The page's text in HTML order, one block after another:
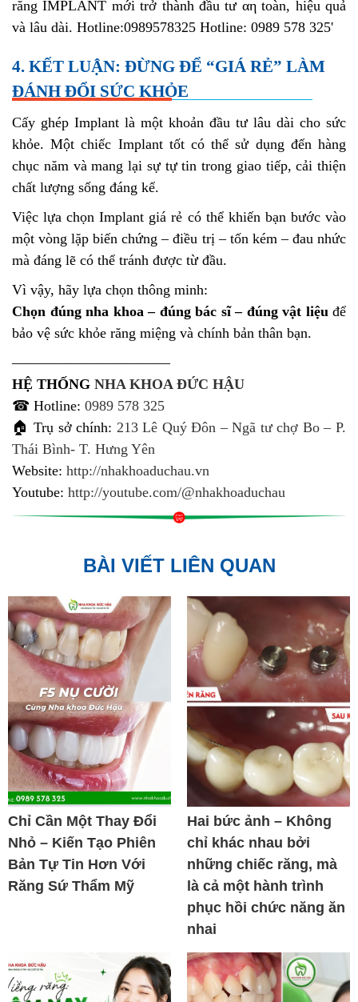
4. KẾT LUẬN: ĐỪNG ĐỂ “GIÁ RẺ” LÀM
ĐÁNH ĐỔI SỨC KHỎE
Cấy ghép Implant là một khoản đầu tư lâu dài cho sức
khỏe. Một chiếc Implant tốt có thể sử dụng đến hàng
chục năm và mang lại sự tự tin trong giao tiếp, cải thiện
chất lượng sống đáng kể.
Việc lựa chọn Implant giá rẻ có thể khiến bạn bước vào
một vòng lặp biến chứng – điều trị – tốn kém – đau nhức
mà đáng lẽ có thể tránh được từ đầu.
Vì vậy, hãy lựa chọn thông minh:
Chọn đúng nha khoa – đúng bác sĩ – đúng vật liệuđể
bảo vệ sức khỏe răng miệng và chính bản thân bạn.
———————————
HỆ THỐNG NHA KHOA ĐỨC HẬU
☎ Hotline: 0989 578 325
🏠 Trụ sở chính: 213 Lê Quý Đôn – Ngã tư chợ Bo – P.
Thái Bình- T. Hưng Yên
Website: http://nhakhoaduchau.vn
Youtube: http://youtube.com/@nhakhoaduchau
BÀI VIẾT LIÊN QUAN
Chỉ Cần Một Thay Đổi
Nhỏ – Kiến Tạo Phiên
Bản Tự Tin Hơn Với
Răng Sứ Thẩm Mỹ
Hai bức ảnh – Không
chỉ khác nhau bởi
những chiếc răng, mà
là cả một hành trình
phục hồi chức năng ăn
nhai